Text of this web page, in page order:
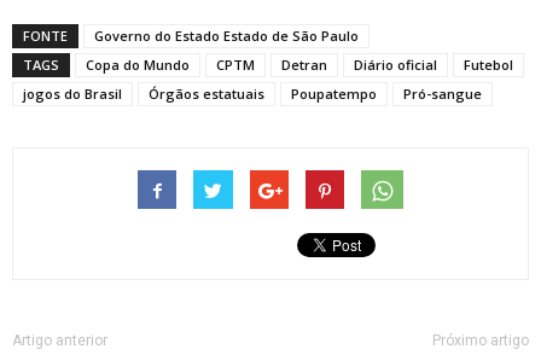
FONTE
Governo do Estado Estado de São Paulo
TAGS
Copa do Mundo CPTM Detran Diário oficial
Futebol
jogos do Brasil
Órgãos estatuais Poupatempo Pró-sangue
Artigo anterior Próximo artigo